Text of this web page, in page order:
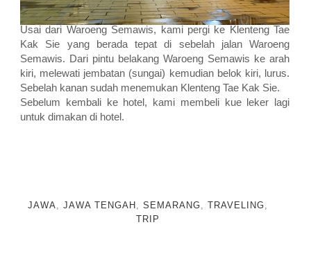
Usai dari Waroeng Semawis, kami pergi ke Klenteng Tae
Kak Sie yang berada tepat di sebelah jalan Waroeng
Semawis. Dari pintu belakang Waroeng Semawis ke arah
kiri, melewati jembatan (sungai) kemudian belok kiri, lurus.
Sebelah kanan sudah menemukan Klenteng Tae Kak Sie.
Sebelum kembali ke hotel, kami membeli kue leker lagi
untuk dimakan di hotel.
JAWA, JAWA TENGAH , SEMARANG, TRAVELING,
TRIP